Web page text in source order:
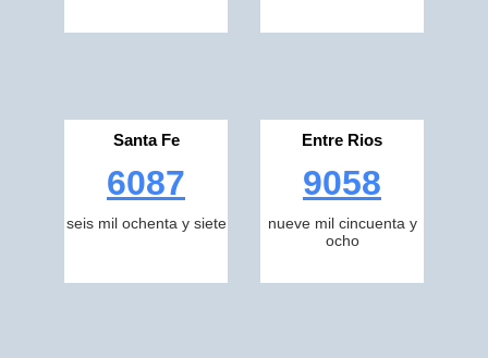
Santa Fe
6087
seis mil ochenta y siete
Entre Rios
9058
nueve mil cincuenta y
ocho